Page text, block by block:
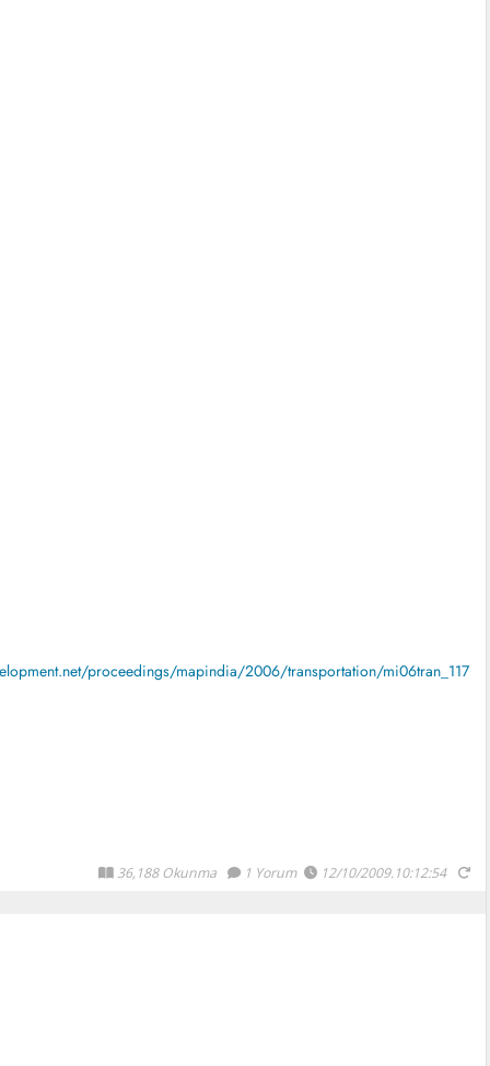
proceedings/mapindia/2006/transportation/mi06tran_117
36,188 Okunma 1 Yorum 12/10/2009.10:12:54